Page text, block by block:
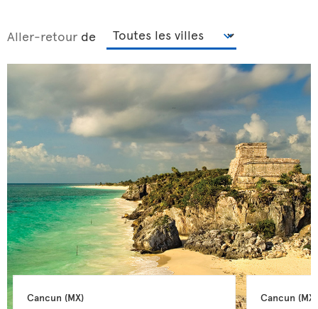
Aller-retour de
Cancun (MX) Cancun (MX)